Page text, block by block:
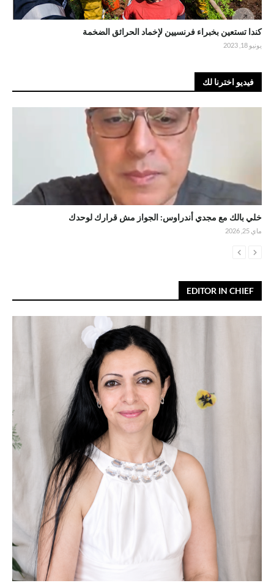
كندا تستعين بخبراء فرنسيين لإخماد الحرائق الضخمة
يونيو 18, 2023
فيديو اخترنا لك
خلي بالك مع مجدي أندراوس: الجواز مش قرارك لوحدك
ماي 25, 2026
EDITOR IN CHIEF